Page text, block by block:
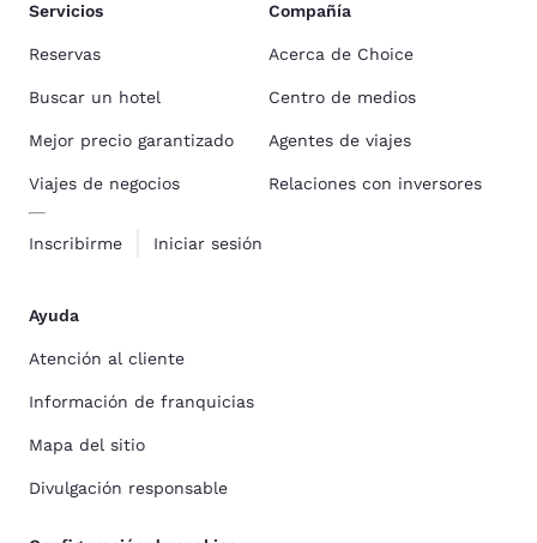
Servicios
Reservas
Buscar un hotel
Mejor precio garantizado
Viajes de negocios
Inscribirme Iniciar sesión
Compañía
Acerca de Choice
Centro de medios
Agentes de viajes
Relaciones con inversores
Ayuda
Atención al cliente
Información de franquicias
Mapa del sitio
Divulgación responsable